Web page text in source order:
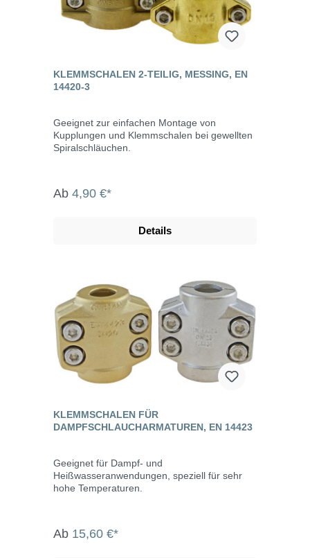
KLEMMSCHALEN 2-TEILIG, MESSING, EN
14420-3
Geeignet zur einfachen Montage von
Kupplungen und Klemmschalen bei gewellten
Spiralschläuchen.
Ab 4,90 €*
Details
KLEMMSCHALEN FÜR
DAMPFSCHLAUCHARMATUREN, EN 14423
Geeignet für Dampf- und
Heißwasseranwendungen, speziell für sehr
hohe Temperaturen.
Ab 15,60 €*